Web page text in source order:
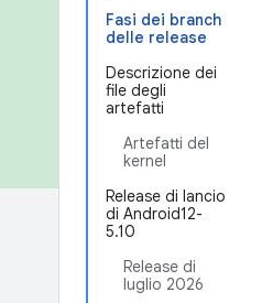
Fasi dei branch
delle release
Descrizione dei
file degli
artefatti
Artefatti del
kernel
Release di lancio
di Android12-
5.10
Release di
luglio 2026